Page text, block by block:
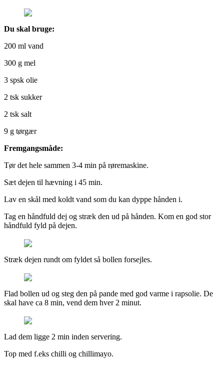
Du skal bruge:
200 ml vand
300 g mel
3 spsk olie
2 tsk sukker
2 tsk salt
9 g tørgær
Fremgangsmåde:
Tør det hele sammen 3-4 min på røremaskine.
Sæt dejen til hævning i 45 min.
Lav en skål med koldt vand som du kan dyppe hånden i.
Tag en håndfuld dej og stræk den ud på hånden. Kom en god stor
håndfuld fyld på dejen.
Stræk dejen rundt om fyldet så bollen forsejles.
Flad bollen ud og steg den på pande med god varme i rapsolie. De
skal have ca 8 min, vend dem hver 2 minut.
Lad dem ligge 2 min inden servering.
Top med f.eks chilli og chillimayo.